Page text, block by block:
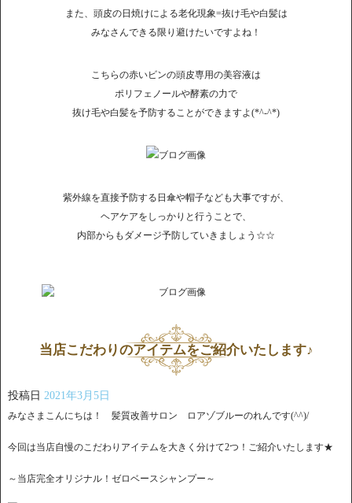
また、頭皮の日焼けによる老化現象=抜け毛や白髪は
みなさんできる限り避けたいですよね！
こちらの赤いビンの頭皮専用の美容液は
ポリフェノールや酵素の力で
抜け毛や白髪を予防することができますよ(*^-^*)
紫外線を直接予防する日傘や帽子なども大事ですが、
ヘアケアをしっかりと行うことで、
内部からもダメージ予防していきましょう☆☆
当店こだわりのアイテムをご紹介いたします♪
投稿日 2021年3月5日
みなさまこんにちは！ 髪質改善サロン ロアゾブルーのれんです(^^)/
今回は当店自慢のこだわりアイテムを大きく分けて2つ！ご紹介いたします★
～当店完全オリジナル！ゼロベースシャンプー～